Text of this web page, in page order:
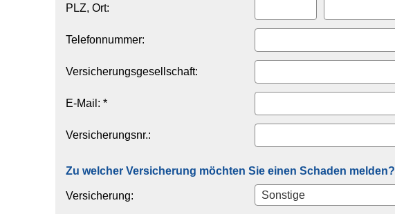
PLZ, Ort:
Telefonnummer:
Versicherungsgesellschaft:
E-Mail: *
Versicherungsnr.:
Zu welcher Versicherung möchten Sie einen Schaden melden?
Versicherung: